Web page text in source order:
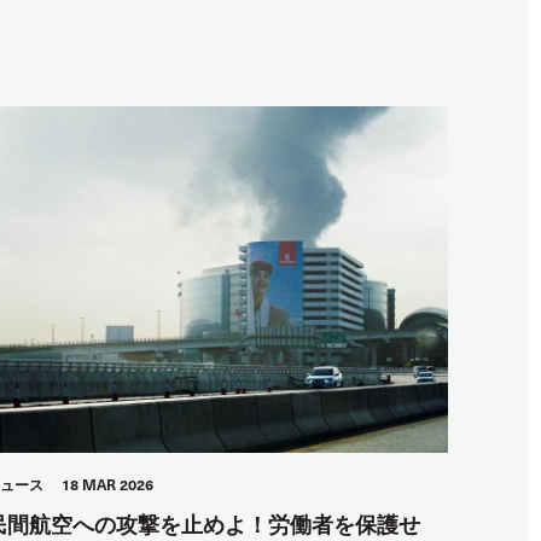
ース 18 MAR 2026
間航空への攻撃を止めよ！労働者を保護せ